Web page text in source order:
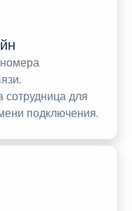
для
подключения.